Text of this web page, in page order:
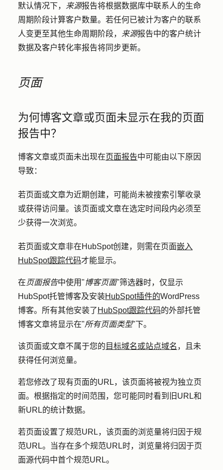
默认情况下， 来源报告将根据数据库中联系人的生命
周期阶段计算客户数量。若任何已被计为客户的联系
人变更至其他生命周期阶段，
来源报告中的客户统计
数据及客户转化率报告将同步更新。
页面
为何博客文章或页面未显示在我的页面
报告中？
博客文章或页面未出现在页面报告中可能由以下原因
导致：
若页面或文章为近期创建，可能尚未被搜索引擎收录
或获得访问量。该页面或文章在选定时间段内必须至
少获得一次浏览。
若页面或文章非在HubSpot创建，则需在页面嵌入
HubSpot跟踪代码才能显示。
在 页面报告中使用"博客页面"筛选器时，仅显示
HubSpot托管博客及安装HubSpot插件的WordPress
博客。所有其他安装了 HubSpot跟踪代码的外部托管
博客文章将显示在"所有页面类型"下。
该页面或文章不属于您的 目标域名或站点域名 ，且未
获得任何浏览量。
若您修改了现有页面的URL，该页面将被视为独立页
面。根据指定的时间范围，您可能同时看到旧URL和
新URL的统计数据。
若页面设置了规范URL，该页面的浏览量将归因于规
范URL。当存在多个规范URL时，浏览量将归因于页
面源代码中首个规范URL。